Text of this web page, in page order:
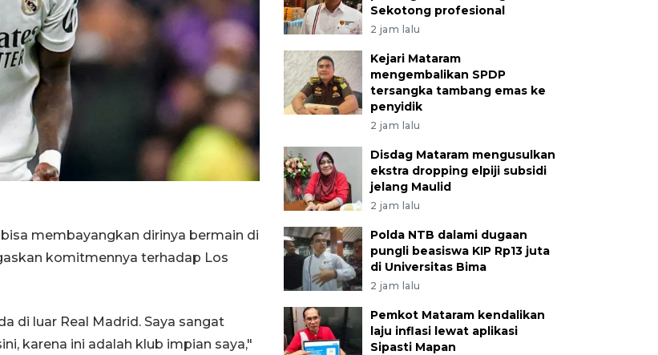
membayangkan dirinya bermain di
komitmennya terhadap Los
di luar Real Madrid. Saya sangat
karena ini adalah klub impian saya,"
Sekotong profesional
2 jam lalu
Kejari Mataram
mengembalikan SPDP
tersangka tambang emas ke
penyidik
2 jam lalu
Disdag Mataram mengusulkan
ekstra dropping elpiji subsidi
jelang Maulid
2 jam lalu
Polda NTB dalami dugaan
pungli beasiswa KIP Rp13 juta
di Universitas Bima
2 jam lalu
Pemkot Mataram kendalikan
laju inflasi lewat aplikasi
Sipasti Mapan